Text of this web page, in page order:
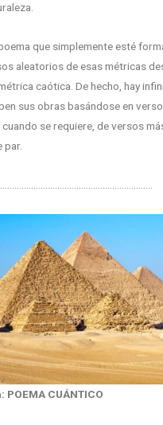
que simplemente esté
aleatorios de esas métricas
caótica. De hecho, hay
sus obras basándose en
cuando se requiere, de versos
par.
CUÁNTICO